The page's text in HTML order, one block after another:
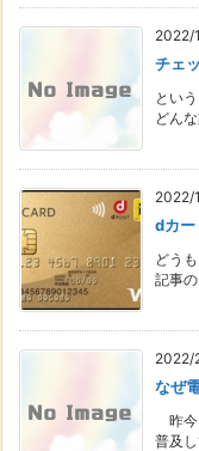
2022/
チェ
とい
どん
2022/
dカー
どう
記事
2022/
なぜ
昨今
普及